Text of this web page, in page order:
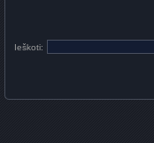
Ieškoti: